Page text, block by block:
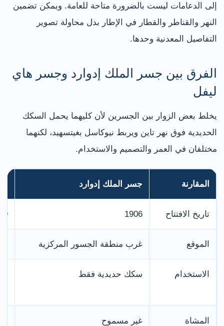
إلى الدعامات ليست بالضرورة متاحة للعامة. ويمكن تضمين
النهر والقناطر والقطار في الإطار بدل محاولة تصوير
التفاصيل المعدنية وحدها.
الفرق بين جسر الملك إدوارد وجسر هاي
ليفل
يخلط بعض الزوار بين الجسرين لأن كليهما يحمل السكك
الحديدية فوق نهر تاين ويربط نيوكاسل بغيتسهيد، لكنهما
مختلفان في العمر والتصميم والاستخدام.
المقارنة جسر الملك إدوارد
تاريخ الافتتاح 1906
1849
الموقع غرب منطقة الجسور المركزية
الاستخدام سكك حديدية فقط
المشاة غير مسموح